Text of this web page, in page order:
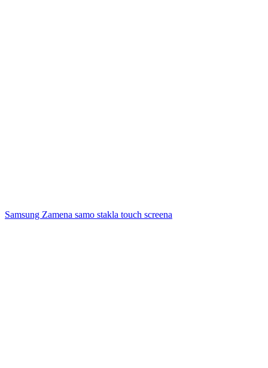
Samsung Zamena samo stakla touch screena